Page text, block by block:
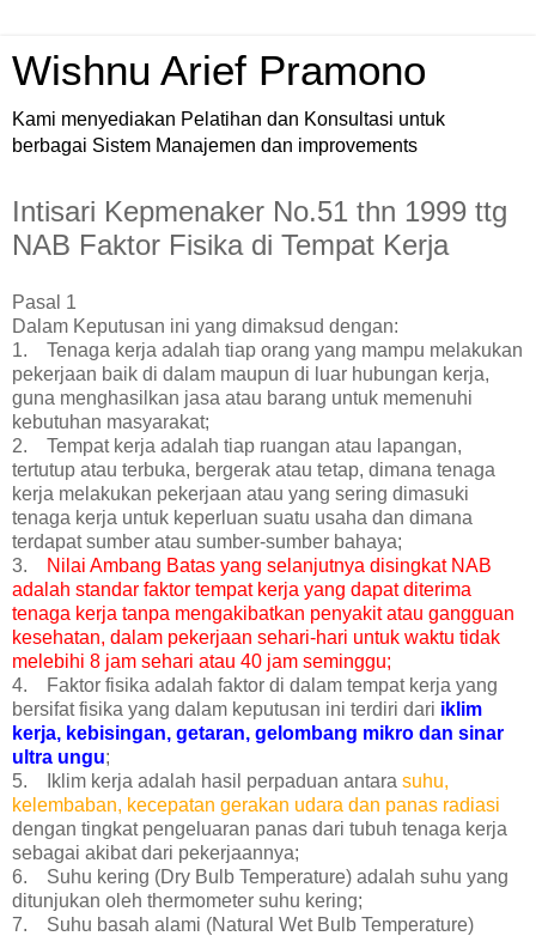
Wishnu Arief Pramono
Kami menyediakan Pelatihan dan Konsultasi untuk
berbagai Sistem Manajemen dan improvements
Intisari Kepmenaker No.51 thn 1999 ttg
NAB Faktor Fisika di Tempat Kerja
Pasal 1
Dalam Keputusan ini yang dimaksud dengan:
1. Tenaga kerja adalah tiap orang yang mampu melakukan
pekerjaan baik di dalam maupun di luar hubungan kerja,
guna menghasilkan jasa atau barang untuk memenuhi
kebutuhan masyarakat;
2. Tempat kerja adalah tiap ruangan atau lapangan,
tertutup atau terbuka, bergerak atau tetap, dimana tenaga
kerja melakukan pekerjaan atau yang sering dimasuki
tenaga kerja untuk keperluan suatu usaha dan dimana
terdapat sumber atau sumber-sumber bahaya;
3.
Nilai Ambang Batas yang selanjutnya disingkat NAB
adalah standar faktor tempat kerja yang dapat diterima
tenaga kerja tanpa mengakibatkan penyakit atau gangguan
kesehatan, dalam pekerjaan sehari-hari untuk waktu tidak
melebihi 8 jam sehari atau 40 jam seminggu;
4. Faktor fisika adalah faktor di dalam tempat kerja yang
bersifat fisika yang dalam keputusan ini terdiri dari iklim
kerja, kebisingan, getaran, gelombang mikro dan sinar
ultra ungu;
5. Iklim kerja adalah hasil perpaduan antara suhu,
kelembaban, kecepatan gerakan udara dan panas radiasi
dengan tingkat pengeluaran panas dari tubuh tenaga kerja
sebagai akibat dari pekerjaannya;
6. Suhu kering (Dry Bulb Temperature) adalah suhu yang
ditunjukan oleh thermometer suhu kering;
7. Suhu basah alami (Natural Wet Bulb Temperature)